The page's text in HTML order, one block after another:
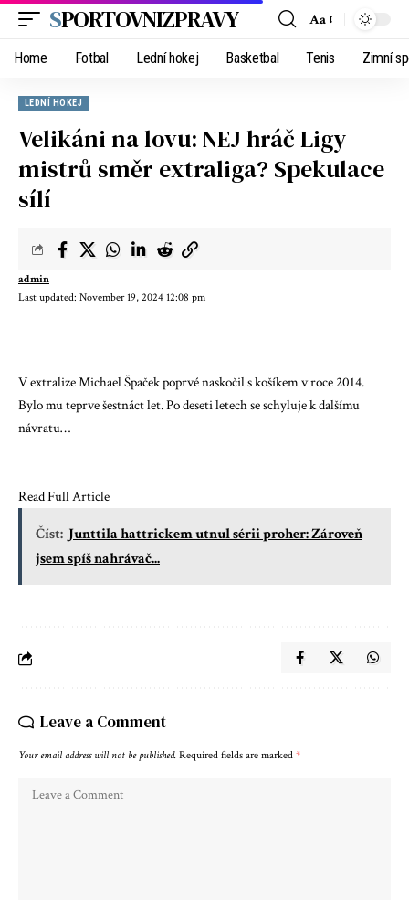
SPORTOVNIZPRAVY Aa
Home Fotbal Lední hokej Basketbal Tenis Zimní
LEDNÍ HOKEJ
Velikáni na lovu: NEJ hráč Ligy
mistrů směr extraliga? Spekulace
sílí
Last updated: November 19, 2024 12:08 pm
admin
V extralize Michael Špaček poprvé naskočil s košíkem v roce 2014.
Bylo mu teprve šestnáct let. Po deseti letech se schyluje k dalšímu
návratu…
Read Full Article
Číst: Junttila hattrickem utnul sérii proher: Zároveň
jsem spíš nahrávač...
Leave a Comment
Your email address will not be published. Required fields are marked *